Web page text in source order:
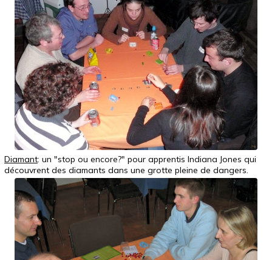
Diamant: un "stop ou encore?" pour apprentis Indiana Jones qui
découvrent des diamants dans une grotte pleine de dangers.